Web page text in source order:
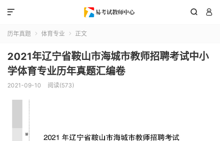
 

历年真题  体育专业  正文
2021年辽宁省鞍山市海城市教师招聘考试中小
学体育专业历年真题汇编卷
2021-09-10 阅读(573)